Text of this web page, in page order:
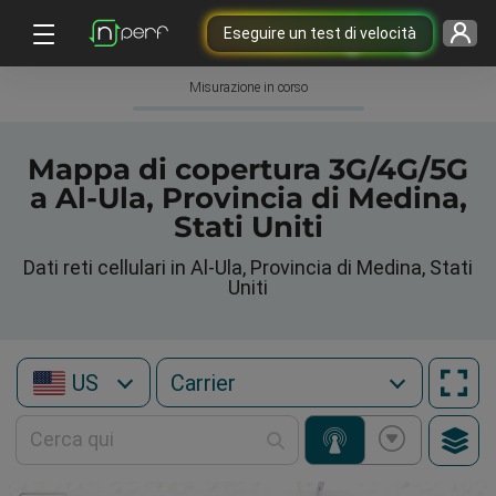
Eseguire un test di velocità
Misurazione in corso
Mappa di copertura 3G/4G/5G
a Al-Ula, Provincia di Medina,
Stati Uniti
Dati reti cellulari in Al-Ula, Provincia di Medina, Stati
Uniti
US